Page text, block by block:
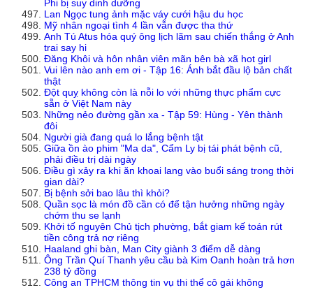
Phi bị suy dinh dưỡng
Lan Ngọc tung ảnh mặc váy cưới hậu du học
Mỹ nhân ngoại tình 4 lần vẫn được tha thứ
Anh Tú Atus hóa quý ông lịch lãm sau chiến thắng ở Anh
trai say hi
Đăng Khôi và hôn nhân viên mãn bên bà xã hot girl
Vui lên nào anh em ơi - Tập 16: Ánh bắt đầu lộ bản chất
thật
Đột quỵ không còn là nỗi lo với những thực phẩm cực
sẵn ở Việt Nam này
Những nẻo đường gần xa - Tập 59: Hùng - Yên thành
đôi
Người già đang quá lo lắng bệnh tật
Giữa ồn ào phim "Ma da", Cẩm Ly bị tái phát bệnh cũ,
phải điều trị dài ngày
Điều gì xảy ra khi ăn khoai lang vào buổi sáng trong thời
gian dài?
Bị bệnh sởi bao lâu thì khỏi?
Quần sọc là món đồ cần có để tận hưởng những ngày
chớm thu se lạnh
Khởi tố nguyên Chủ tịch phường, bắt giam kế toán rút
tiền công trả nợ riêng
Haaland ghi bàn, Man City giành 3 điểm dễ dàng
Ông Trần Quí Thanh yêu cầu bà Kim Oanh hoàn trả hơn
238 tỷ đồng
Công an TPHCM thông tin vụ thi thể cô gái không